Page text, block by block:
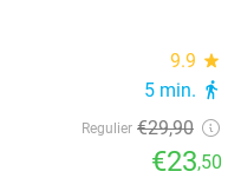
9.9 star
5 min. directions_walk
Regulier €29,90
€23,50